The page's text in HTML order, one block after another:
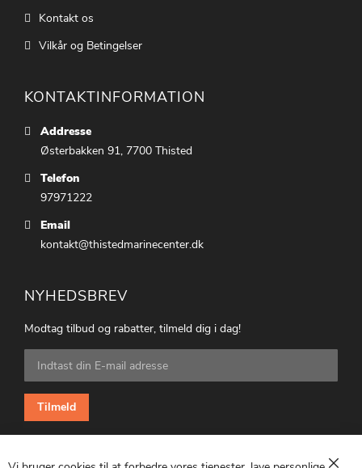
Kontakt os
Vilkår og Betingelser
KONTAKTINFORMATION
Addresse
Østerbakken 91, 7700 Thisted
Telefon
97971222
Email
kontakt@thistedmarinecenter.dk
NYHEDSBREV
Modtag tilbud og rabatter, tilmeld dig i dag!
Tilmeld
dig
vores
nyhedsbrev:
Tilmeld